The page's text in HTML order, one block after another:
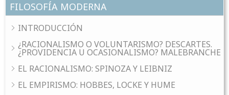
FILOSOFÍA MODERNA
INTRODUCCIÓN
¿RACIONALISMO O VOLUNTARISMO? DESCARTES.
¿PROVIDENCIA U OCASIONALISMO? MALEBRANCHE
EL RACIONALISMO: SPINOZA Y LEIBNIZ
EL EMPIRISMO: HOBBES, LOCKE Y HUME